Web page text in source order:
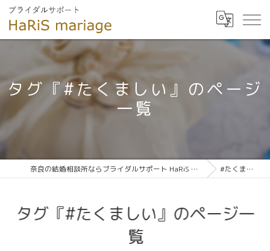
タグ『#たくましい』のページ
一覧
奈良の結婚相談所ならブライダルサポート HaRiS mariage #たくましい
タグ『#たくましい』のページ一
覧